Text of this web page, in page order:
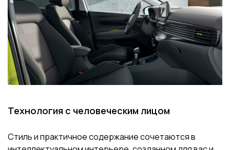
Технология с человеческим лицом
Стиль и практичное содержание сочетаются в